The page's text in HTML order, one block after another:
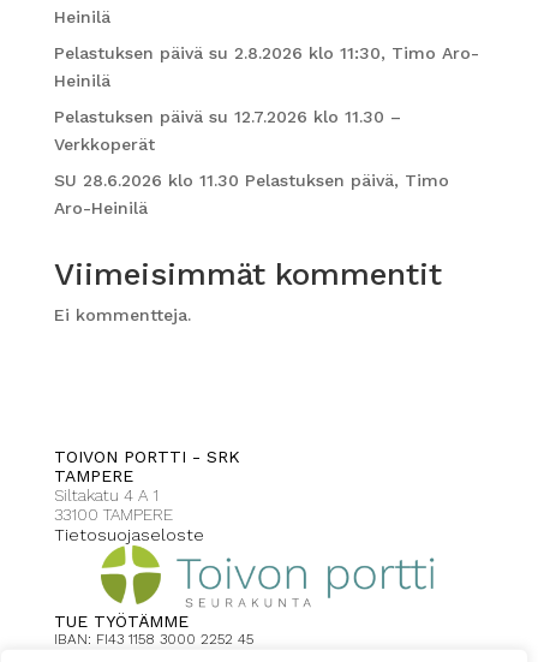
Heinilä
Pelastuksen päivä su 2.8.2026 klo 11:30, Timo Aro-
Heinilä
Pelastuksen päivä su 12.7.2026 klo 11.30 –
Verkkoperät
SU 28.6.2026 klo 11.30 Pelastuksen päivä, Timo
Aro-Heinilä
Viimeisimmät kommentit
Ei kommentteja.
TOIVON PORTTI - SRK
TAMPERE
Siltakatu 4 A 1
33100 TAMPERE
Tietosuojaseloste
TUE TYÖTÄMME
IBAN: FI43 1158 3000 2252 45